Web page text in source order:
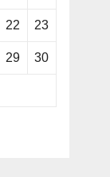
22 23
29 30